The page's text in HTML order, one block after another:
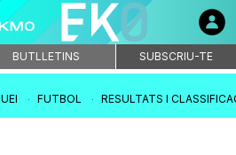
BUTLLETINS SUBSCRIU-TE
FUTBOL RESULTATS I